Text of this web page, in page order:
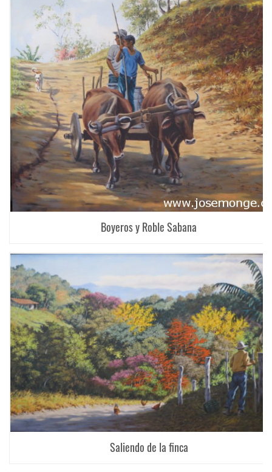
Boyeros y Roble Sabana
Saliendo de la finca